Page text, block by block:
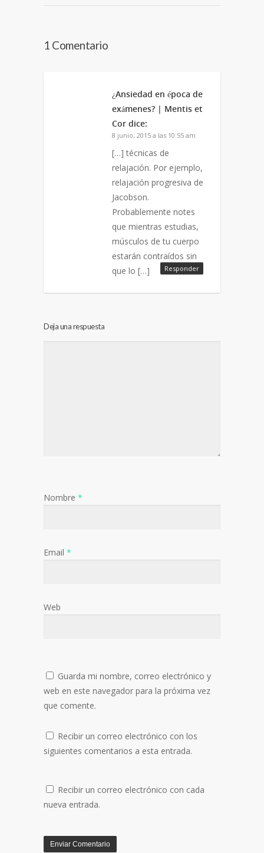
1 Comentario
¿Ansiedad en época de
exámenes? | Mentis et
Cor dice:
8 junio, 2015 a las 10:55 am
[…] técnicas de
relajación. Por ejemplo,
relajación progresiva de
Jacobson.
Probablemente notes
que mientras estudias,
músculos de tu cuerpo
estarán contraídos sin
que lo […]
Responder
Deja una respuesta
Nombre *
Email *
Web
Guarda mi nombre, correo electrónico y
web en este navegador para la próxima vez
que comente.
Recibir un correo electrónico con los
siguientes comentarios a esta entrada.
Recibir un correo electrónico con cada
nueva entrada.